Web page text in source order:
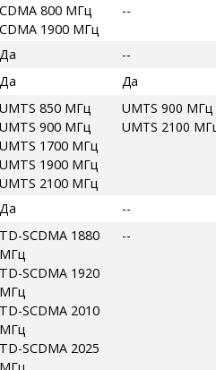
CDMA 800 МГц
CDMA 1900 МГц
--
Да
--
Да
Да
UMTS 850 МГц
UMTS 900 МГц
UMTS 1700 МГц
UMTS 1900 МГц
UMTS 2100 МГц
UMTS 900 МГц
UMTS 2100
Да
--
TD-SCDMA 1880
МГц
TD-SCDMA 1920
МГц
TD-SCDMA 2010
МГц
TD-SCDMA 2025
--